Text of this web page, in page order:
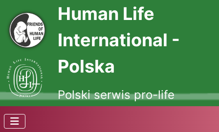
Human Life
International -
Polska
Polski serwis pro-life